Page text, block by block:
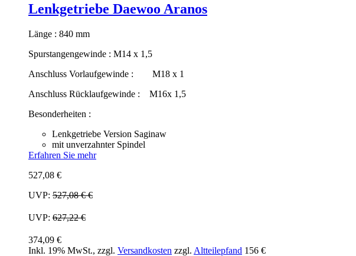
Lenkgetriebe Daewoo Aranos
Länge : 840 mm
Spurstangengewinde : M14 x 1,5
Anschluss Vorlaufgewinde : M18 x 1
Anschluss Rücklaufgewinde : M16x 1,5
Besonderheiten :
Lenkgetriebe Version Saginaw
mit unverzahnter Spindel
Erfahren Sie mehr
527,08 €
UVP: 527,08 €€
UVP: 627,22 €
374,09 €
Inkl. 19% MwSt., zzgl. Versandkosten zzgl. Altteilepfand 156 €